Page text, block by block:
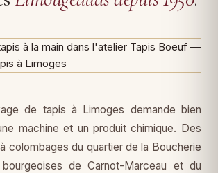
de tapis à Limoges demande bien
machine et un produit chimique. Des
colombages du quartier de la Boucherie
de Carnot-Marceau et du